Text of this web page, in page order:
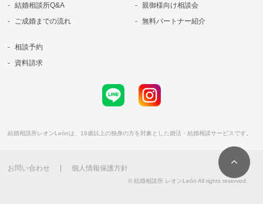
結婚相談所Q&A
ご成婚までの流れ
親御様向け相談会
無料パートナー紹介
相談予約
資料請求
結婚相談所レオンLeónは、18歳以上の独身の方を対象とした婚活・結婚相談サービスです。
お問い合わせ 個人情報保護方針
© 結婚相談所 レオンLeón All rights reserved.